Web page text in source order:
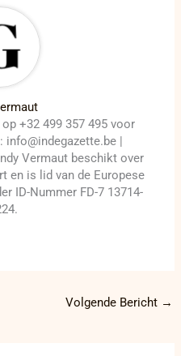
+32 499 357 495 voor
info@indegazette.be |
Vermaut beschikt over
en is lid van de Europese
ID-Nummer FD-7 13714-
Volgende Bericht →